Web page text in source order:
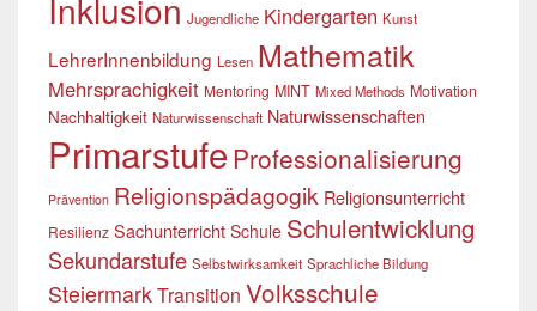
Inklusion Jugendliche Kindergarten Kunst
LehrerInnenbildung Lesen Mathematik
Mehrsprachigkeit Mentoring MINT Mixed Methods Motivation
Nachhaltigkeit Naturwissenschaft Naturwissenschaften
Primarstufe Professionalisierung
Prävention Religionspädagogik Religionsunterricht
Resilienz Sachunterricht Schule Schulentwicklung
Sekundarstufe Selbstwirksamkeit Sprachliche Bildung
SteiermarkTransition Volksschule